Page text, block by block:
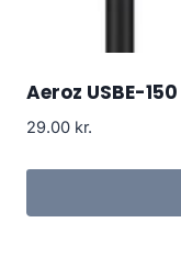
Aeroz USBE-150
29.00 kr.